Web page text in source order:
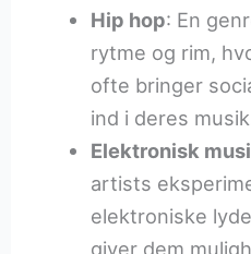
Hip hop: En
rytme og rim,
ofte bringer
ind i deres
Elektronisk
artists
elektroniske
giver dem